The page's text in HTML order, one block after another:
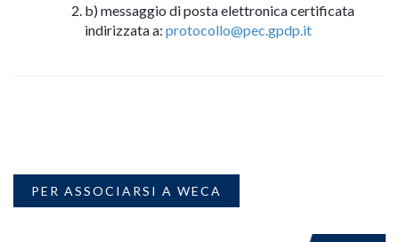
b) messaggio di posta elettronica certificata
indirizzata a: protocollo@pec.gpdp.it
PER ASSOCIARSI A WECA